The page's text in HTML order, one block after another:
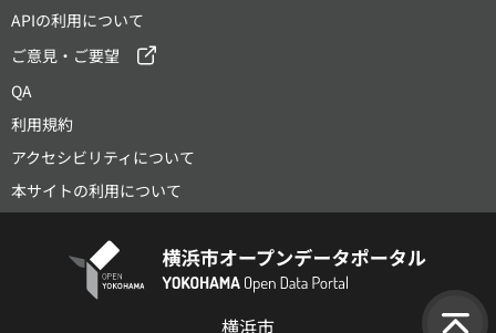
APIの利用について
ご意見・ご要望
QA
利用規約
アクセシビリティについて
本サイトの利用について
横浜市